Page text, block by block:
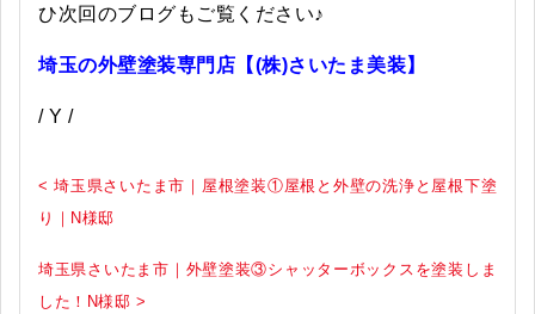
ひ次回のブログもご覧ください♪
埼玉の外壁塗装専門店【(株)さいたま美装】
/ Y /
< 埼玉県さいたま市｜屋根塗装①屋根と外壁の洗浄と屋根下塗
り｜N様邸
埼玉県さいたま市｜外壁塗装③シャッターボックスを塗装しま
した！N様邸 >